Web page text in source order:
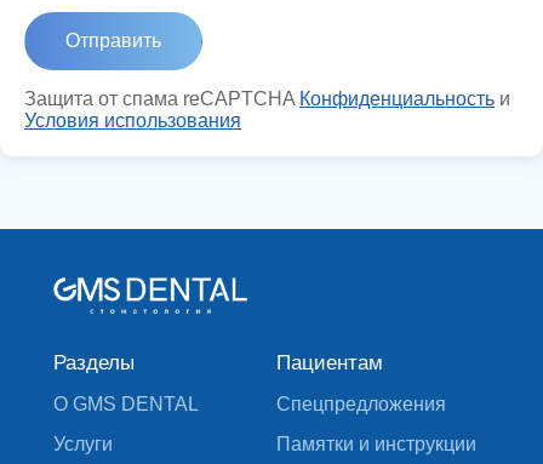
Защита от спама reCAPTCHA Конфиденциальность и
Условия использования
Разделы
О GMS DENTAL
Услуги
Пациентам
Спецпредложения
Памятки и инструкции